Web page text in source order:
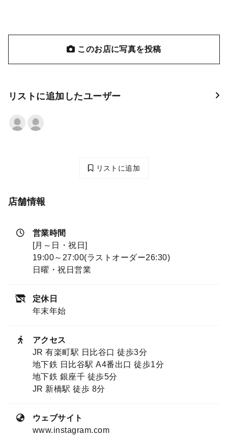
このお店に写真を投稿
リストに追加したユーザー
リストに追加
店舗情報
営業時間
[月～日・祝日]
19:00～27:00(ラストオーダー26:30)
日曜・祝日営業
定休日
年末年始
アクセス
JR 有楽町駅 日比谷口 徒歩3分
地下鉄 日比谷駅 A4番出口 徒歩1分
地下鉄 銀座千 徒歩5分
JR 新橋駅 徒歩 8分
ウェブサイト
www.instagram.com